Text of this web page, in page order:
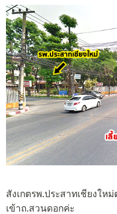
สังเกตรพ.ประสาทเชียงให
เข้าถ.สวนดอกค่ะ